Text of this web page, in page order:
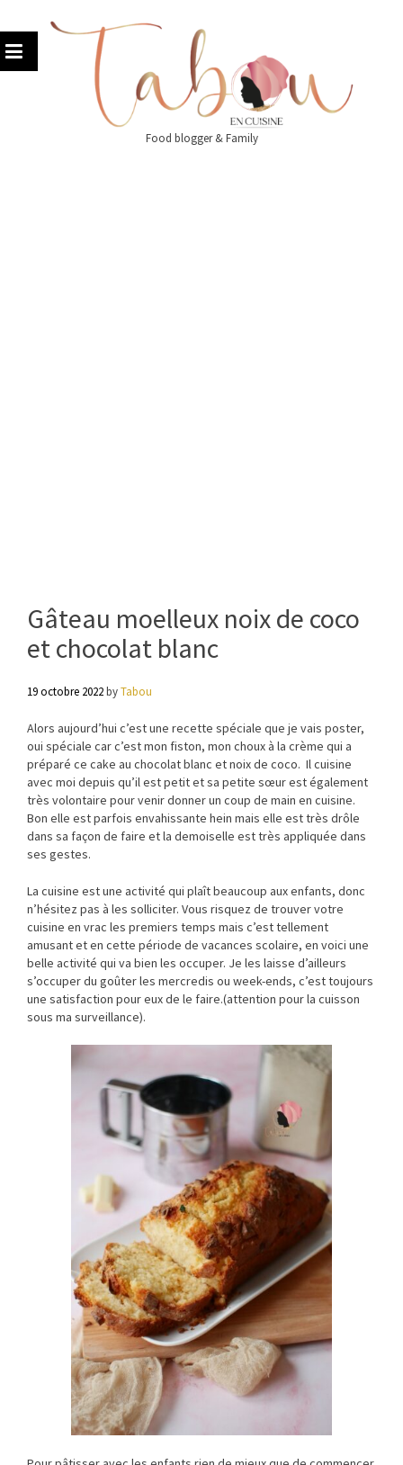
to
content
Food blogger & Family
Gâteau moelleux noix de coco
et chocolat blanc
19 octobre 2022byTabou
Alors aujourd’hui c’est une recette spéciale que je vais poster,
oui spéciale car c’est mon fiston, mon choux à la crème qui a
préparé ce cake au chocolat blanc et noix de coco. Il cuisine
avec moi depuis qu’il est petit et sa petite sœur est également
très volontaire pour venir donner un coup de main en cuisine.
Bon elle est parfois envahissante hein mais elle est très drôle
dans sa façon de faire et la demoiselle est très appliquée dans
ses gestes.
La cuisine est une activité qui plaît beaucoup aux enfants, donc
n’hésitez pas à les solliciter. Vous risquez de trouver votre
cuisine en vrac les premiers temps mais c’est tellement
amusant et en cette période de vacances scolaire, en voici une
belle activité qui va bien les occuper. Je les laisse d’ailleurs
s’occuper du goûter les mercredis ou week-ends, c’est toujours
une satisfaction pour eux de le faire.(attention pour la cuisson
sous ma surveillance).